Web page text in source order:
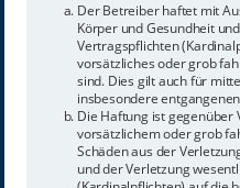
Der Betreiber haftet mit
Körper und Gesundheit
Vertragspflichten
vorsätzliches oder grob
sind. Dies gilt auch für
insbesondere
Die Haftung ist gegenüber
vorsätzlichem oder grob
Schäden aus der
und der Verletzung